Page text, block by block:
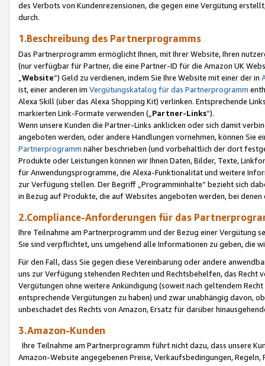
des Verbots von Kundenrezensionen, die gegen eine Vergütung
durch.
1.Beschreibung des Partnerprogramms
Das Partnerprogramm ermöglicht Ihnen, mit Ihrer Website, Ihren
(nur verfügbar für Partner, die eine Partner-ID für die Amazon UK
Website“) Geld zu verdienen, indem Sie Ihre Website mit einer der in
ist, einer anderen im Vergütungskatalog für das Partnerprogramm
Alexa Skill (über das Alexa Shopping Kit) verlinken. Entsprechende
markierten Link-Formate verwenden („ Partner-Links“).
Wenn unsere Kunden die Partner-Links anklicken oder sich damit
angeboten werden, oder andere Handlungen vornehmen, können Sie
Partnerprogramm näher beschrieben (und vorbehaltlich der dort
Produkte oder Leistungen können wir Ihnen Daten, Bilder, Texte,
für Anwendungsprogramme, die Alexa-Funktionalität und weitere
zur Verfügung stellen. Der Begriff „Programminhalte“ bezieht sich
in Bezug auf Produkte, die auf Websites angeboten werden, bei
2.Compliance-Anforderungen für das
Ihre Teilnahme am Partnerprogramm und der Bezug einer Vergütung
Sie sind verpflichtet, uns umgehend alle Informationen zu geben, die
Für den Fall, dass Sie gegen diese Vereinbarung oder andere
uns zur Verfügung stehenden Rechten und Rechtsbehelfen, das
Vergütungen ohne weitere Ankündigung (soweit nach geltendem
entsprechende Vergütungen zu haben) und zwar unabhängig davon,
unbeschadet des Rechts von Amazon, Ersatz für darüber
3.Amazon-Kunden
Ihre Teilnahme am Partnerprogramm führt nicht dazu, dass unsere
Amazon-Website angegebenen Preise, Verkaufsbedingungen,